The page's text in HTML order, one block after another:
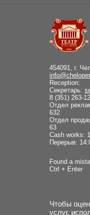
454091, г.
Reception:
Секретарь:
8 (351) 263-
Отдел
632
Отдел
63
Cash works:
Перерыв:
Found a
Ctrl + Enter
Чтобы
услуг,